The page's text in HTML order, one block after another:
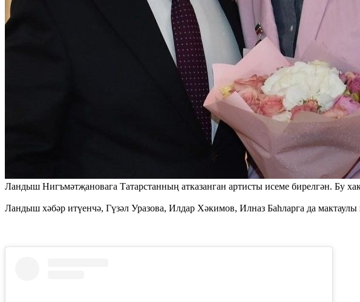
Ландыш Нигъмәтҗановага Татарстанның атказанган артисты исеме бирелгән. Бу
Ландыш хәбәр итүенчә, Гүзәл Уразова, Илдар Хәкимов, Илназ Баһларга да